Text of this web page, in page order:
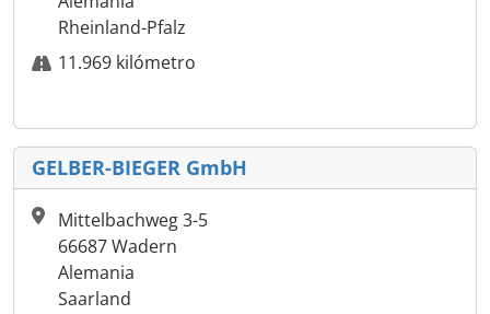
Rheinland-Pfalz
11.969 kilómetro
GELBER-BIEGER GmbH
Mittelbachweg 3-5
66687 Wadern
Alemania
Saarland